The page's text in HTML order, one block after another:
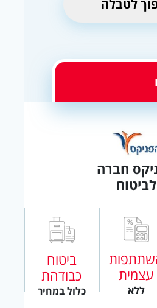
לטבלה
חברה
לביטוח
עצמית
ללא
ביטוח
כבודהת
כלול במחיר